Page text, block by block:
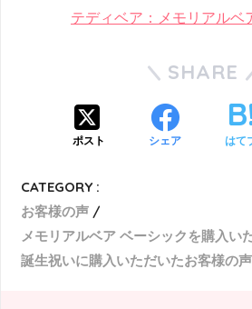
テディベア：メモリアルベ
SHARE
ポスト シェア はて
CATEGORY :
お客様の声
メモリアルベア ベーシックを購入い
誕生祝いに購入いただいたお客様の声